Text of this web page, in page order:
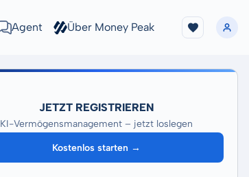
Agent Über Money Peak
JETZT REGISTRIEREN
KI-Vermögensmanagement – jetzt loslegen
Kostenlos starten →